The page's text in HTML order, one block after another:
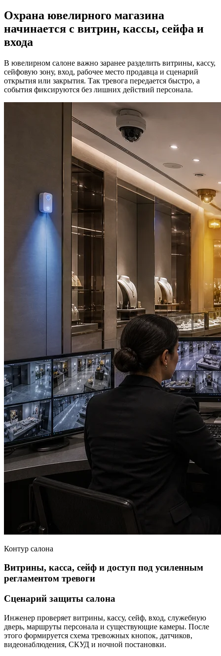
Охрана ювелирного магазина
начинается с витрин, кассы, сейфа и
входа
В ювелирном салоне важно заранее разделить витрины, кассу,
сейфовую зону, вход, рабочее место продавца и сценарий
открытия или закрытия. Так тревога передается быстро, а
события фиксируются без лишних действий персонала.
Контур салона
Витрины, касса, сейф и доступ под усиленным
регламентом тревоги
Сценарий защиты салона
Инженер проверяет витрины, кассу, сейф, вход, служебную
дверь, маршруты персонала и существующие камеры. После
этого формируется схема тревожных кнопок, датчиков,
видеонаблюдения, СКУД и ночной постановки.